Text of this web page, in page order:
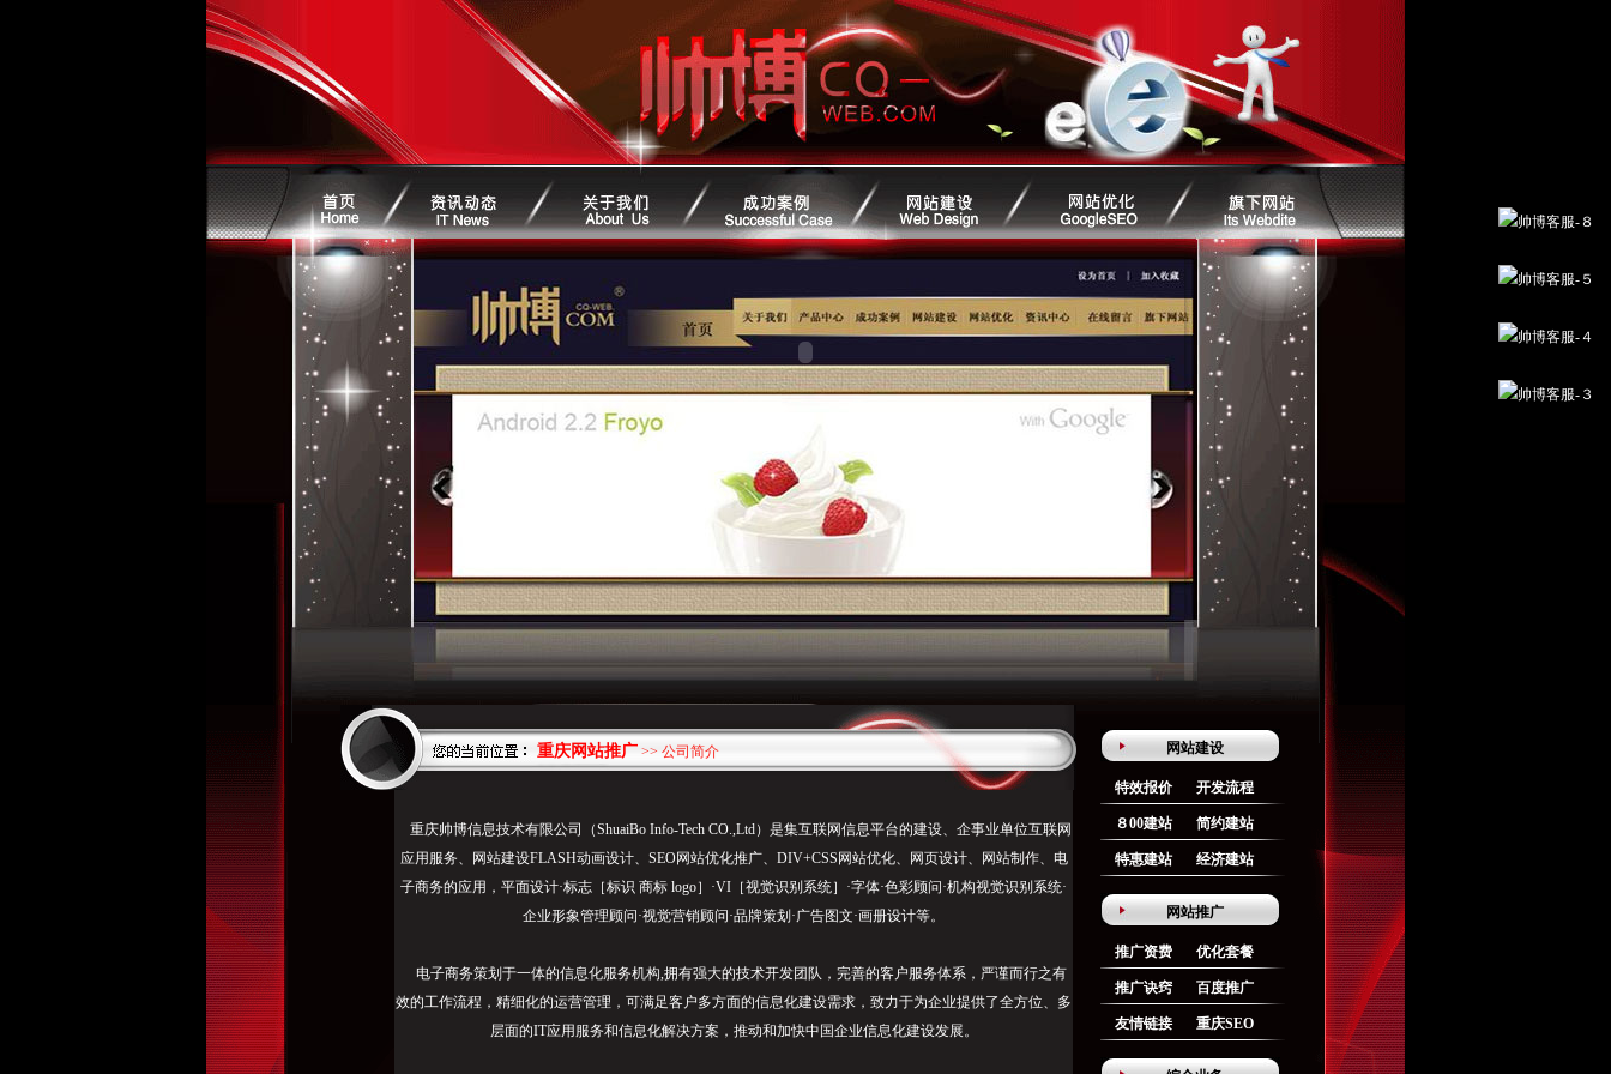
重庆网站推广 >> 公司简介
重庆帅博信息技术有限公司（ShuaiBo Info-Tech CO.,Ltd）是集互联网信息平台的建设、企事业单位互联网
应用服务、网站建设FLASH动画设计、SEO网站优化推广、DIV+CSS网站优化、网页设计、网站制作、电
子商务的应用，平面设计·标志［标识 商标 logo］·VI［视觉识别系统］·字体·色彩顾问·机构视觉识别系统·
企业形象管理顾问·视觉营销顾问·品牌策划·广告图文·画册设计等。
电子商务策划于一体的信息化服务机构,拥有强大的技术开发团队，完善的客户服务体系，严谨而行之有
效的工作流程，精细化的运营管理，可满足客户多方面的信息化建设需求，致力于为企业提供了全方位、多
层面的IT应用服务和信息化解决方案，推动和加快中国企业信息化建设发展。
网站建设
特效报价 开发流程
８00建站 简约建站
特惠建站 经济建站
网站推广
推广资费 优化套餐
推广诀窍 百度推广
友情链接 重庆SEO